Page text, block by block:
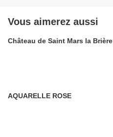
Vous aimerez aussi
Château de Saint Mars la Brière
AQUARELLE ROSE